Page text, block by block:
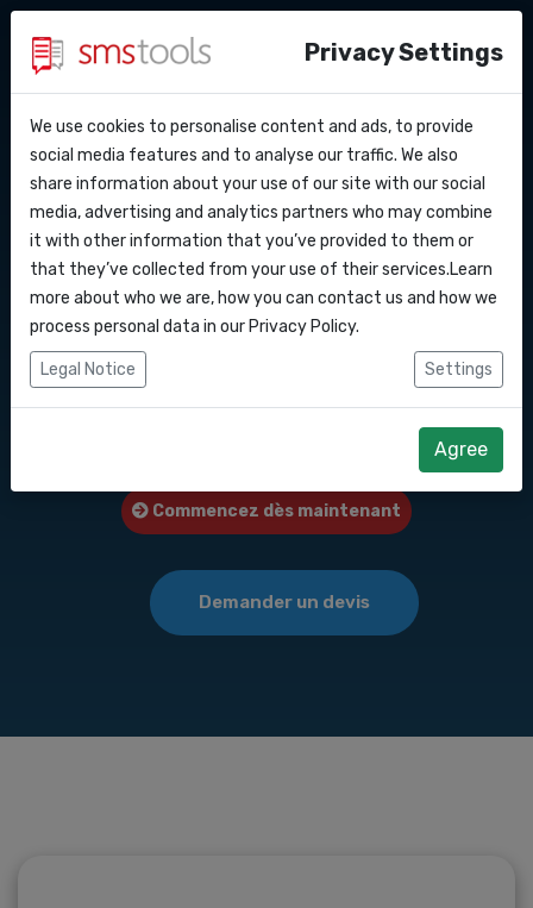
API Docs
Webhooks
Intégrations
Zapier
Pourquoi smstools ?
Blog
Service level agreement
Contact
Demander une offre
Envoyer des SMS en
masse vers ce pays :
Groenland
Logiciel de marketing SMS ou passerelle
d'API SMS pour envoyer des SMS vers ce
Commencez dès maintenant
Demander un devis
Privacy Settings
We use cookies to personalise content and ads, to provide
social media features and to analyse our traffic. We also
share information about your use of our site with our social
media, advertising and analytics partners who may combine
it with other information that you’ve provided to them or
that they’ve collected from your use of their services.Learn
more about who we are, how you can contact us and how we
process personal data in our Privacy Policy.
Legal Notice Settings
Agree